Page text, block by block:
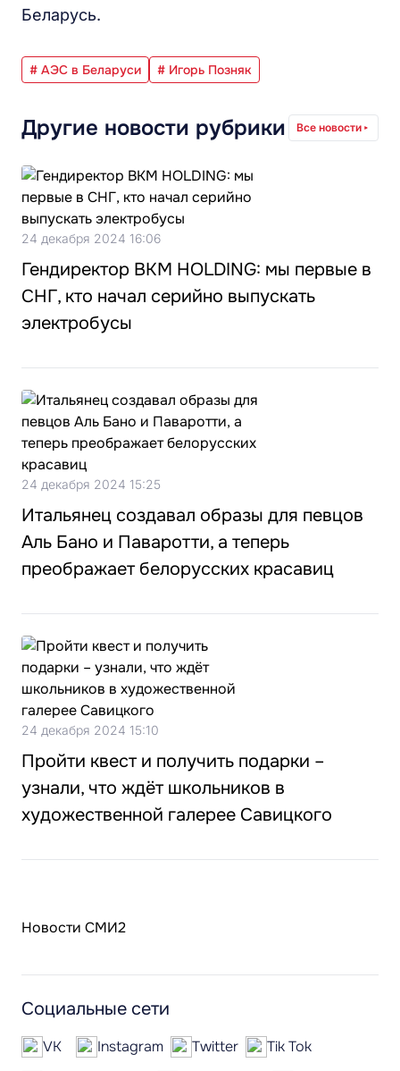
Беларусь.
# АЭС в Беларуси # Игорь Позняк
Другие новости рубрики Все новости
24 декабря 2024 16:06
Гендиректор BKM HOLDING: мы первые в
СНГ, кто начал серийно выпускать
электробусы
24 декабря 2024 15:25
Итальянец создавал образы для певцов
Аль Бано и Паваротти, а теперь
преображает белорусских красавиц
24 декабря 2024 15:10
Пройти квест и получить подарки –
узнали, что ждёт школьников в
художественной галерее Савицкого
Новости СМИ2
Социальные сети
VK Instagram Twitter
Tik Tok